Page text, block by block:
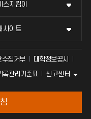
스지킴이
사이트
수집거부
대학정보공시
록관리기준표 신고센터